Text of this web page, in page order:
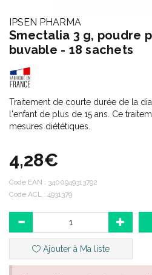
IPSEN PHARMA
Smectalia 3 g, poudre
buvable - 18 sachets
Traitement de courte durée de la
l'enfant de plus de 15 ans. Ce
mesures diététiques.
4,28€
Code EAN : 3400949313792
Code ACL : 4931379
Ajouter à Ma liste